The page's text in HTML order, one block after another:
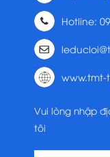
Hotline:
www.tmt-
Vui lòng nhập
tôi